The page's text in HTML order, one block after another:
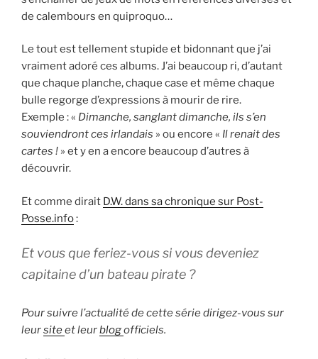
de calembours en quiproquo…
Le tout est tellement stupide et bidonnant que j’ai
vraiment adoré ces albums. J’ai beaucoup ri, d’autant
que chaque planche, chaque case et même chaque
bulle regorge d’expressions à mourir de rire.
Exemple : « Dimanche, sanglant dimanche, ils s’en
souviendront ces irlandais » ou encore « Il renait des
cartes ! » et y en a encore beaucoup d’autres à
découvrir.
Et comme dirait D.W. dans sa chronique sur Post-
Posse.info:
Et vous que feriez-vous si vous deveniez
capitaine d’un bateau pirate ?
Pour suivre l’actualité de cette série dirigez-vous sur
leursiteet leurblogofficiels.